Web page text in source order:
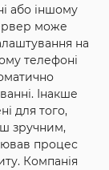
або іншому
може
на
телефоні
Інакше
для того,
зручним,
процес
Компанія